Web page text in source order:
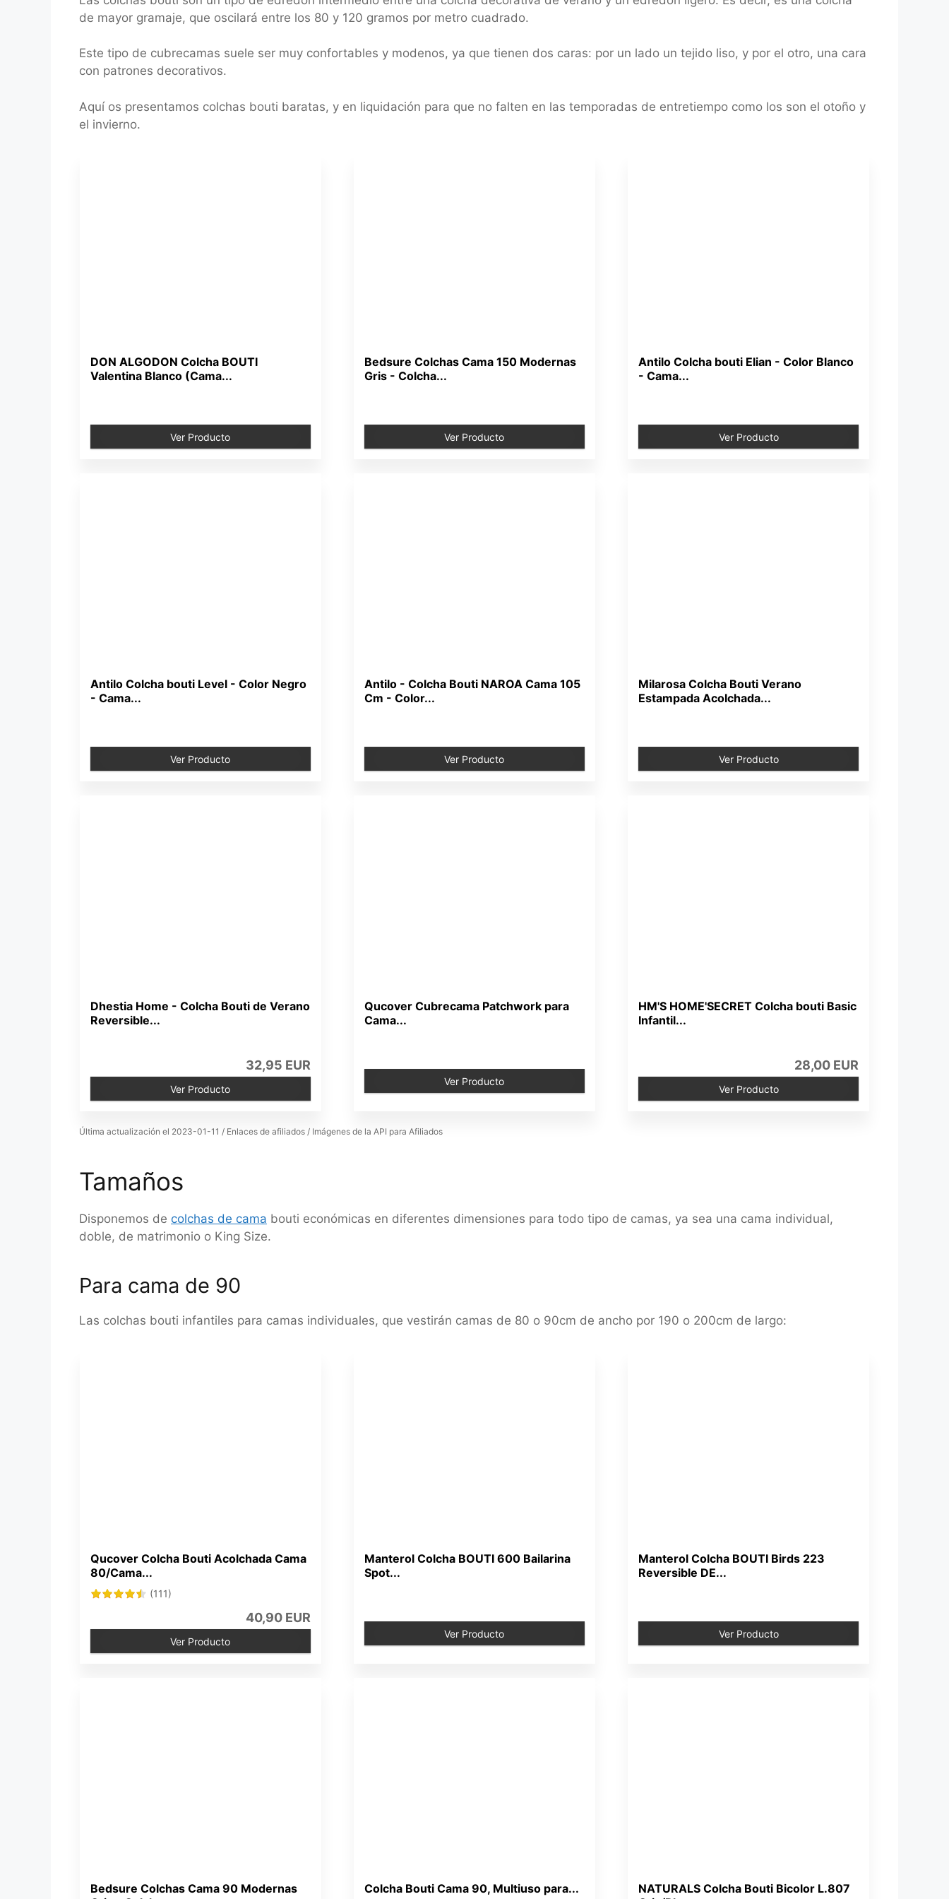
de mayor gramaje, que oscilará entre los 80 y 120 gramos por metro cuadrado.
Este tipo de cubrecamas suele ser muy confortables y modenos, ya que tienen dos caras: por un lado un tejido liso, y por el otro, una cara
con patrones decorativos.
Aquí os presentamos colchas bouti baratas, y en liquidación para que no falten en las temporadas de entretiempo como los son el otoño y
el invierno.
DON ALGODON Colcha BOUTI
Valentina Blanco (Cama...
Ver Producto
Bedsure Colchas Cama 150 Modernas
Gris - Colcha...
Ver Producto
Antilo Colcha bouti Elian - Color Blanco
- Cama...
Ver Producto
Antilo Colcha bouti Level - Color Negro
- Cama...
Ver Producto
Antilo - Colcha Bouti NAROA Cama 105
Cm - Color...
Ver Producto
Milarosa Colcha Bouti Verano
Estampada Acolchada...
Ver Producto
Dhestia Home - Colcha Bouti de Verano
Reversible...
32,95 EUR
Ver Producto
Qucover Cubrecama Patchwork para
Cama...
Ver Producto
HM'S HOME'SECRET Colcha bouti Basic
Infantil...
28,00 EUR
Ver Producto
Última actualización el 2023-01-11 / Enlaces de afiliados / Imágenes de la API para Afiliados
Tamaños
Disponemos de colchas de cama bouti económicas en diferentes dimensiones para todo tipo de camas, ya sea una cama individual,
doble, de matrimonio o King Size.
Para cama de 90
Las colchas bouti infantiles para camas individuales, que vestirán camas de 80 o 90cm de ancho por 190 o 200cm de largo:
Qucover Colcha Bouti Acolchada Cama
80/Cama...
(111)
40,90 EUR
Ver Producto
Manterol Colcha BOUTI 600 Bailarina
Spot...
Ver Producto
Manterol Colcha BOUTI Birds 223
Reversible DE...
Ver Producto
Bedsure Colchas Cama 90 Modernas
Colcha Bouti Cama 90, Multiuso para...
NATURALS Colcha Bouti Bicolor L.807